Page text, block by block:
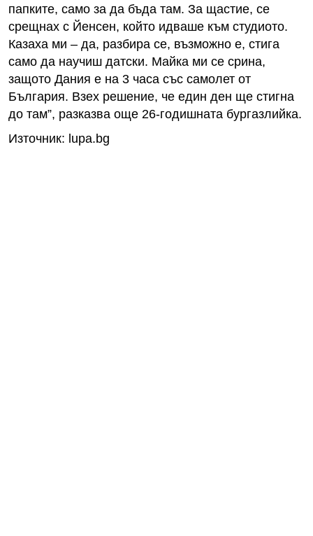
папките, само за да бъда там. За щастие, се
срещнах с Йенсен, който идваше към студиото.
Казаха ми – да, разбира се, възможно е, стига
само да научиш датски. Майка ми се срина,
защото Дания е на 3 часа със самолет от
България. Взех решение, че един ден ще стигна
до там”, разказва още 26-годишната бургазлийка.
Източник: lupa.bg